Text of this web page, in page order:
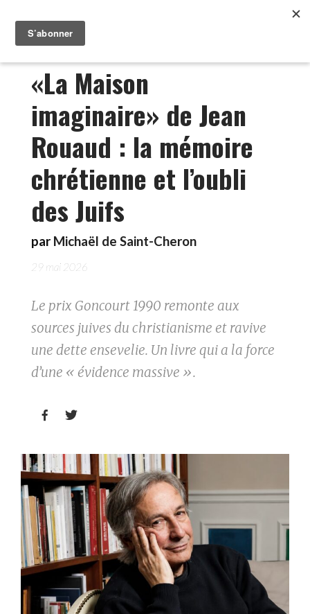
«La Maison
imaginaire» de Jean
Rouaud : la mémoire
chrétienne et l’oubli
des Juifs
par Michaël de Saint-Cheron
29 mai 2026
Le prix Goncourt 1990 remonte aux
sources juives du christianisme et ravive
une dette ensevelie. Un livre qui a la force
d’une « évidence massive ».
 